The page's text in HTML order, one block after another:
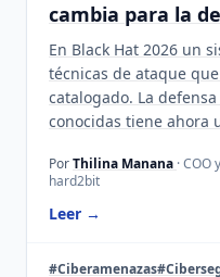
cambia para la
En Black Hat 2026 un
técnicas de ataque
catalogado. La
conocidas tiene ahora
PorThilina Manana ·
hard2bit
Leer →
#Ciberamenazas